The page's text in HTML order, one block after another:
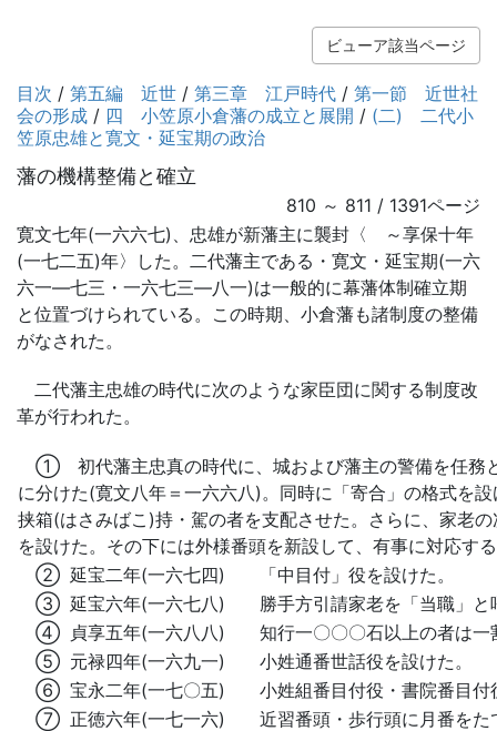
ビューア該当ページ
目次 / 第五編 近世 / 第三章 江戸時代 / 第一節 近世社
会の形成 / 四 小笠原小倉藩の成立と展開 / (二) 二代小
笠原忠雄と寛文・延宝期の政治
藩の機構整備と確立
810 ～ 811 / 1391ページ
寛文七年(一六六七)、忠雄が新藩主に襲封〈 ～享保十年
(一七二五)年〉した。二代藩主である・寛文・延宝期(一六
六一―七三・一六七三―八一)は一般的に幕藩体制確立期
と位置づけられている。この時期、小倉藩も諸制度の整備
がなされた。
二代藩主忠雄の時代に次のような家臣団に関する制度改
革が行われた。
① 初代藩主忠真の時代に、城および藩主の警備を任務
に分けた(寛文八年＝一六六八)。同時に「寄合」の格式を
挟箱(はさみばこ)持・駕の者を支配させた。さらに、家老
を設けた。その下には外様番頭を新設して、有事に対応す
② 延宝二年(一六七四)
「中目付」役を設けた。
③ 延宝六年(一六七八)
勝手方引請家老を「当職」
④ 貞享五年(一六八八)
知行一〇〇〇石以上の者は
⑤ 元禄四年(一六九一)
小姓通番世話役を設けた。
⑥ 宝永二年(一七〇五)
小姓組番目付役・書院番目付
⑦ 正徳六年(一七一六)
近習番頭・歩行頭に月番をた